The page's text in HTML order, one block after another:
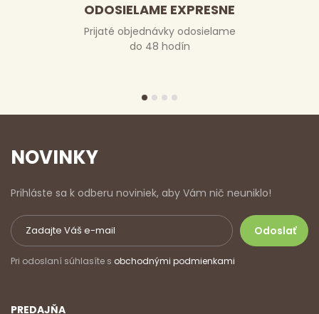
ODOSIELAME EXPRESNE
Prijaté objednávky odosielame
do 48 hodín
NOVINKY
Prihláste sa k odberu noviniek, aby Vám nič neuniklo!
Pri odoslaní súhlasíte s obchodnými podmienkami
PREDAJŇA